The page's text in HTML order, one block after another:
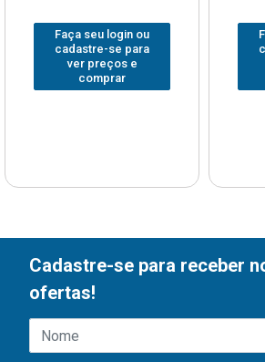
Faça seu login ou
cadastre-se para
ver preços e
comprar
Cadastre-se para receber
ofertas!